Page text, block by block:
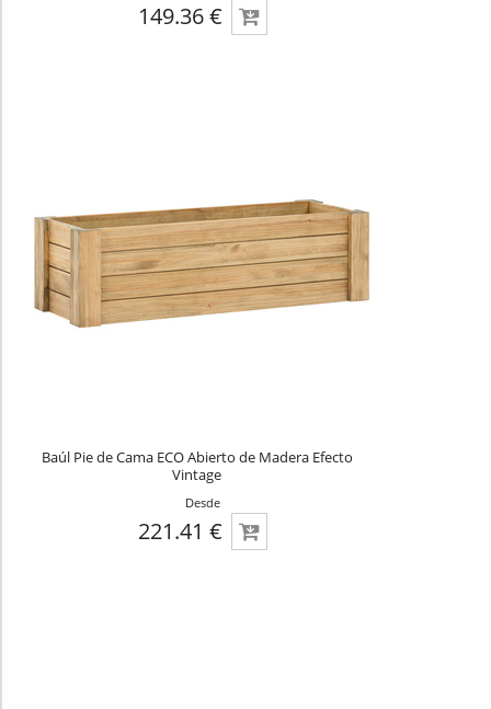
149.36 €
Baúl Pie de Cama ECO Abierto de Madera Efecto
Vintage
Desde
221.41 €